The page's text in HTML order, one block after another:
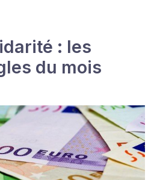
: les
du mois